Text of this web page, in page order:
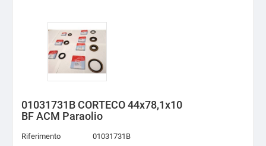
01031731B CORTECO 44x78,1x10
BF ACM Paraolio
Riferimento
01031731B